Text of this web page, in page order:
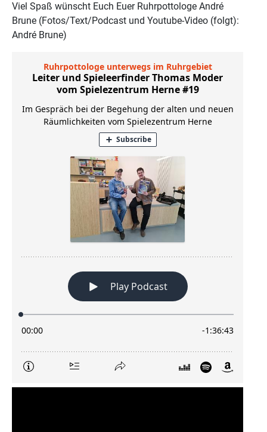
Viel Spaß wünscht Euch Euer Ruhrpottologe André
Brune (Fotos/Text/Podcast und Youtube-Video (folgt):
André Brune)